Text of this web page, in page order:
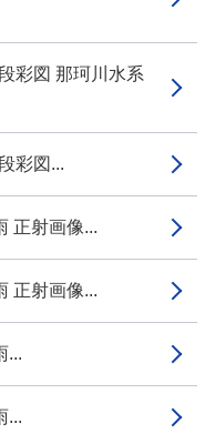
彩図 那珂川水系
彩図...
正射画像...
正射画像...
...
...